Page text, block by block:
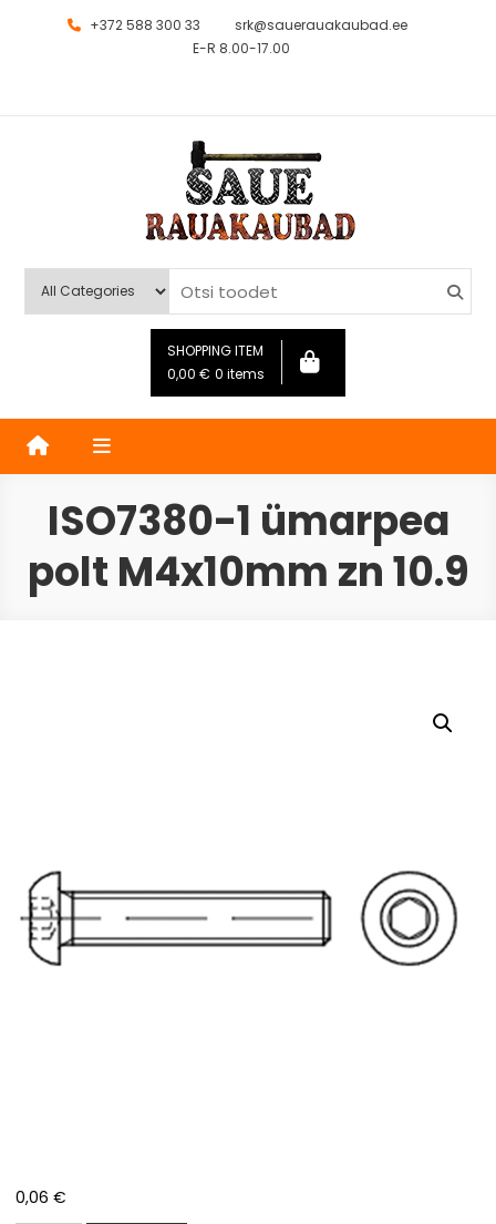
+372 588 300 33
srk@sauerauakaubad.ee
E-R 8.00-17.00
Saue Rauakaubad
SHOPPING ITEM
0,00 € 0 items
ISO7380-1 ümarpea
polt M4x10mm zn 10.9
0,06€